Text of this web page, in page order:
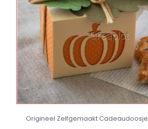
Origineel Zelfgemaakt Cadeaudoosje